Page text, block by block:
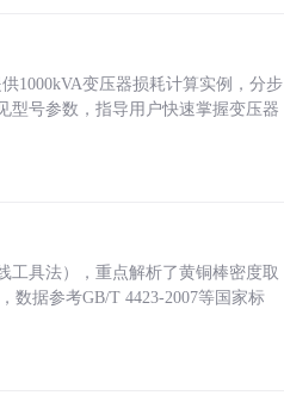
1000kVA变压器损耗计算实例，分步
型号参数，指导用户快速掌握变压器
工具法），重点解析了黄铜棒密度取
数据参考GB/T 4423-2007等国家标